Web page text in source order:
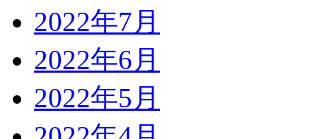
2022年7月
2022年6月
2022年5月